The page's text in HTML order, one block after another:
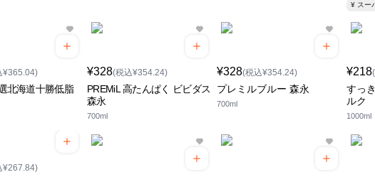
¥ ス
¥365.04)
北海道十勝低脂
¥328(税込¥354.24)
PREMiL 高たんぱく ビビダス
森永
700ml
¥328(税込¥354.24)
プレミルブルー 森永
700ml
¥218
すっ
ルク
1000ml
¥267.84)